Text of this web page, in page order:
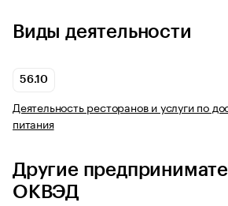
Виды деятельности
56.10
Деятельность ресторанов и услуги по
питания
Другие
ОКВЭД